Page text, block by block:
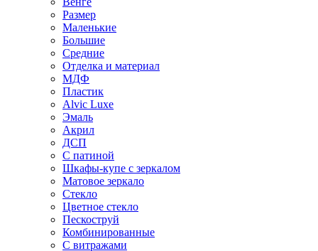
Размер
Маленькие
Большие
Средние
Отделка и материал
МДФ
Пластик
Alvic Luxe
Эмаль
Акрил
ДСП
С патиной
Шкафы-купе с зеркалом
Матовое зеркало
Стекло
Цветное стекло
Пескоструй
Комбинированные
С витражами